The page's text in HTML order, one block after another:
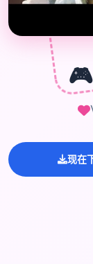
🎮
🎮
现在